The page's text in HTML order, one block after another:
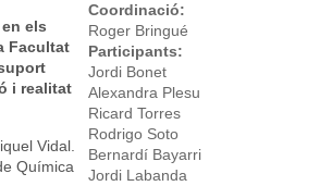
els
Facultat
i realitat
Vidal.
Química
Coordinació:
Roger Bringué
Participants:
Jordi Bonet
Alexandra Plesu
Ricard Torres
Rodrigo Soto
Bernardí Bayarri
Jordi Labanda